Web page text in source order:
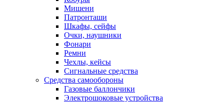
Мишени
Патронташи
Шкафы, сейфы
Очки, наушники
Фонари
Ремни
Чехлы, кейсы
Сигнальные средства
Средства самообороны
Газовые баллончики
Электрошоковые устройства